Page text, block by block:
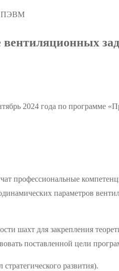
ПЭВМ
вентиляционных
2024 года по программе
профессиональные
параметров
шахт для закрепления
поставленной цели
стратегического развития).